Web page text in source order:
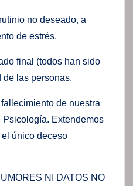
no deseado, a
de estrés.
final (todos han sido
las personas.
de nuestra
Extendemos
único deceso
NI DATOS NO